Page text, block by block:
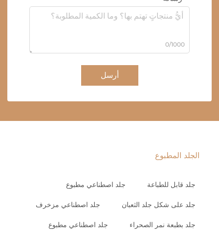
0/1000
أرسل
الجلد المطبوع
جلد قابل للطباعة جلد اصطناعي مطبوع
جلد على شكل جلد الثعبان جلد اصطناعي مزخرف
جلد بطبعة نمر الصحراء جلد اصطناعي مطبوع